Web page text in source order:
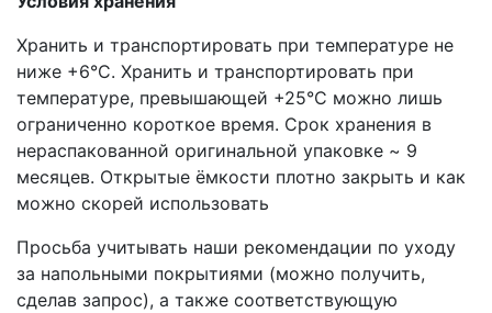
Хранить и транспортировать при температуре не
ниже +6°С. Хранить и транспортировать при
температуре, превышающей +25°C можно лишь
ограниченно короткое время. Срок хранения в
нераспакованной оригинальной упаковке ~ 9
месяцев. Открытые ёмкости плотно закрыть и как
можно скорей использовать
Просьба учитывать наши рекомендации по уходу
за напольными покрытиями (можно получить,
сделав запрос), а также соответствующую